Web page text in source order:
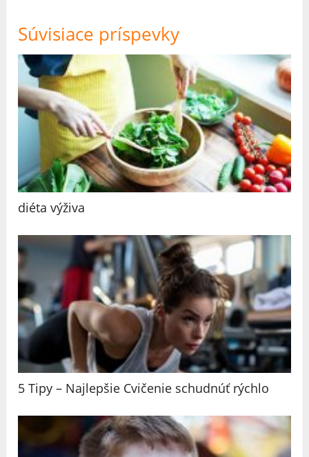
Súvisiace príspevky
diéta výživa
5 Tipy – Najlepšie Cvičenie schudnúť rýchlo